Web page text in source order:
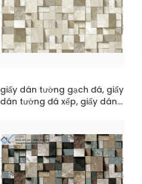
giấy dán tường gạch đá, giấy
dán tường đá xếp, giấy dán